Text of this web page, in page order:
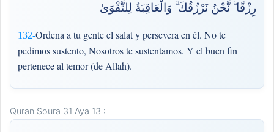
رِزْقًا ۖ نَّحْنُ نَرْزُقُكَ ۗ وَالْعَاقِبَةُ لِلتَّقْوَىٰ
132-Ordena a tu gente el salat y persevera en él. No te
pedimos sustento, Nosotros te sustentamos. Y el buen fin
pertenece al temor (de Allah).
Quran Soura 31 Aya 13 :